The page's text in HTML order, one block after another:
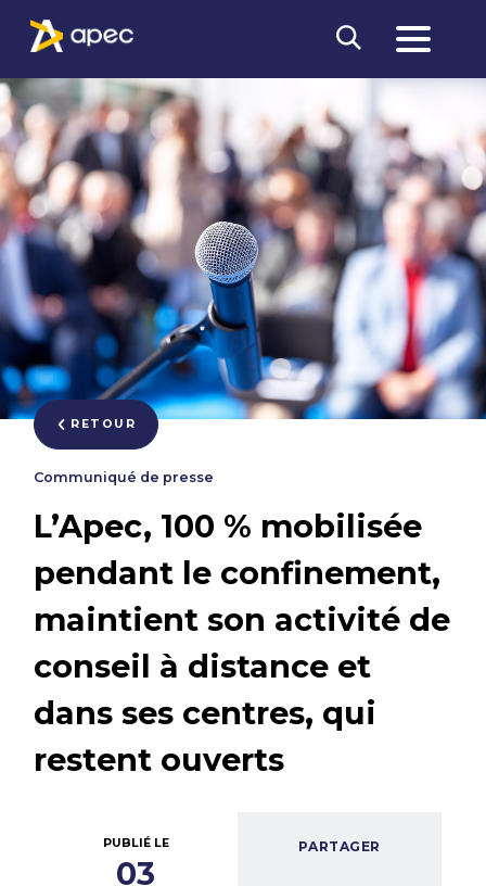
RETOUR
Communiqué de presse
L’Apec, 100 % mobilisée
pendant le confinement,
maintient son activité de
conseil à distance et
dans ses centres, qui
restent ouverts
PUBLIÉ LE
03
PARTAGER